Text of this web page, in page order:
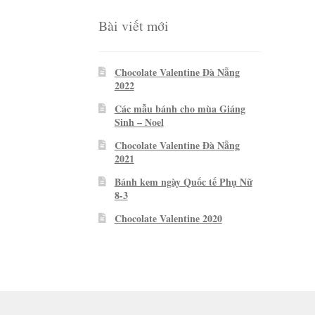
Bài viết mới
Chocolate Valentine Đà Nẵng
2022
Các mẫu bánh cho mùa Giáng
Sinh – Noel
Chocolate Valentine Đà Nẵng
2021
Bánh kem ngày Quốc tế Phụ Nữ
8-3
Chocolate Valentine 2020